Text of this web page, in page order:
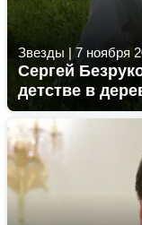
Звезды |7 ноября
Сергей
детстве в